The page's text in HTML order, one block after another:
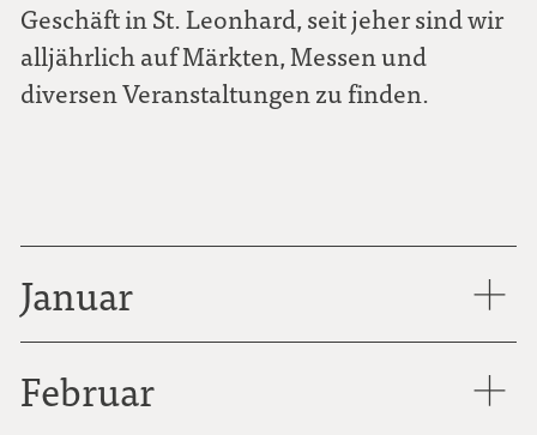
Geschäft in St. Leonhard, seit jeher sind wir
alljährlich auf Märkten, Messen und
diversen Veranstaltungen zu finden.
Januar
Februar